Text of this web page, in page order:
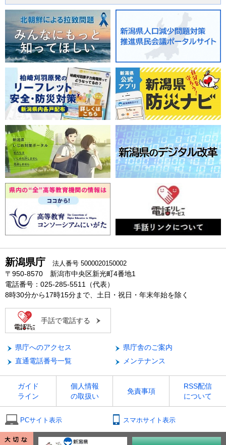
新潟県庁 法人番号 5000020150002
〒950-8570 新潟市中央区新光町4番地1
電話番号：025-285-5511（代表）
8時30分から17時15分まで、土日・祝日・年末年始を除く
手話で電話する
県庁へのアクセス
県庁舎のご案内
直通電話番号一覧
メンテナンス
ガイド
ライン
個人情報
の取扱い
免責事項
RSS配信
について
PCサイト表示 スマホサイト表示